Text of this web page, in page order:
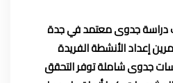
دراسة جدوىمعتمد في جدة
إعداد الأنشطة الفريدة
جدوى شاملة توفر التحقق